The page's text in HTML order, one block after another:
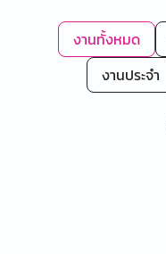
งานทั้งหมด
งานประจำ